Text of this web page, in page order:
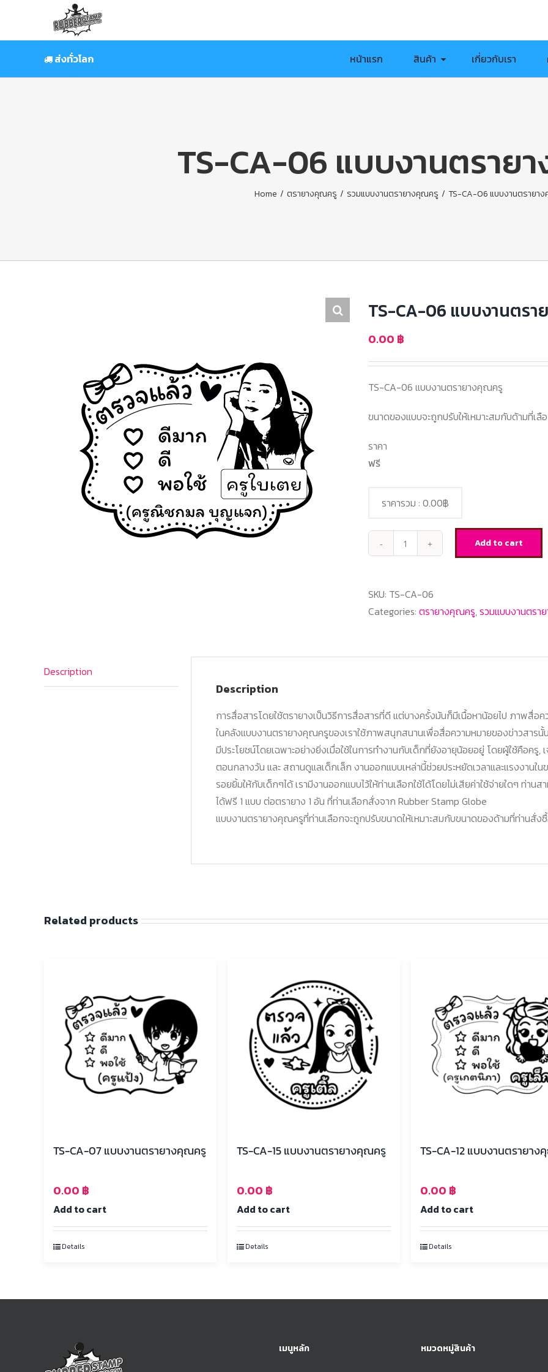
content
ส่งทั่วโลก หน้าแรก สินค้า เกี่ยวกับเรา
TS-CA-06 แบบงานตราย
Home / ตรายางคุณครู / รวมแบบงานตรายางคุณครู / TS-CA-06 แบบงานตรายา
TS-CA-06 แบบงานตร
0.00 ฿
TS-CA-06 แบบงานตรายางคุณครู
ขนาดของแบบจะถูกปรับให้เหมาะสมกับด้ามที่เลื
ราคา
ฟรี
TS-
แบบ
งาน
คุณครู
Add to cart
ราคารวม : 0.00฿
SKU: TS-CA-06
Categories: ตรายางคุณครู,รวมแบบงานตรา
Description
Description
การสื่อสารโดยใช้ตรายางเป็นวิธีการสื่อสารที่ดี แต่บางครั้งมันก็มีเนื้อหาน้อยไป ภาพสื่อ
ในคลังแบบงานตรายางคุณครูของเราใช้ภาพสนุกสนานเพื่อสื่อความหมายของข่าวสารนั้
มีประโยชน์โดยเฉพาะอย่างยิ่งเมื่อใช้ในการทำงานกับเด็กที่ยังอายุน้อยอยู่ โดยผู้ใช้คือครู,
ตอนกลางวัน และ สถานดูแลเด็กเล็ก งานออกแบบเหล่านี้ช่วยประหยัดเวลาและแรงงานใ
รอยยิ้มให้กับเด็กๆได้ เรามีงานออกแบบไว้ให้ท่านเลือกใช้ได้โดยไม่เสียค่าใช้จ่ายใดๆ ท่านส
ได้ฟรี 1 แบบ ต่อตรายาง 1 อัน ที่ท่านเลือกสั่งจาก Rubber Stamp Globe
แบบงานตรายางคุณครูที่ท่านเลือกจะถูกปรับขนาดให้เหมาะสมกับขนาดของด้ามที่ท่านสั่งซื้
Related products
TS-CA-07 แบบงานตรายางคุณครู
0.00 ฿
Add to cart
Details
TS-CA-15 แบบงานตรายางคุณครู
0.00 ฿
Add to cart
Details
TS-CA-12 แบบงานตราย
0.00 ฿
Add to cart
Details
เมนูหลัก หมวดหมู่สินค้า